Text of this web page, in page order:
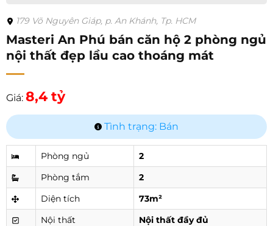
179 Võ Nguyên Giáp, p. An Khánh, Tp. HCM
Masteri An Phú bán căn hộ 2 phòng ngủ
nội thất đẹp lầu cao thoáng mát
Giá: 8,4 tỷ
Tình trạng: Bán
Phòng ngủ
2
Phòng tắm
2
Diện tích
73m²
Nội thất
Nội thất đầy đủ